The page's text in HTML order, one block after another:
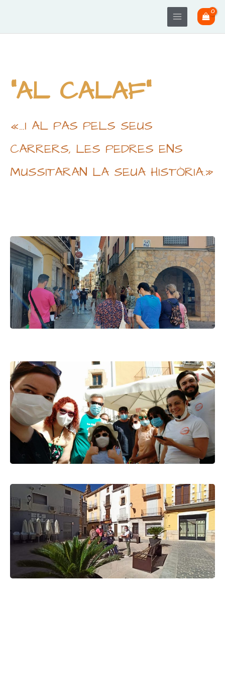
Main
Menu
"AL CALAF"
«…I AL PAS PELS SEUS
CARRERS, LES PEDRES ENS
MUSSITARAN LA SEUA HISTÒRIA.»